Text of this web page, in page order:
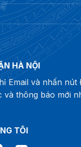
HÀ NỘI
Email và nhấn nút
và thông báo mới
TÔI